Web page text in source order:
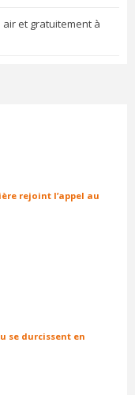
et gratuitement à
rejoint l’appel au
se durcissent en